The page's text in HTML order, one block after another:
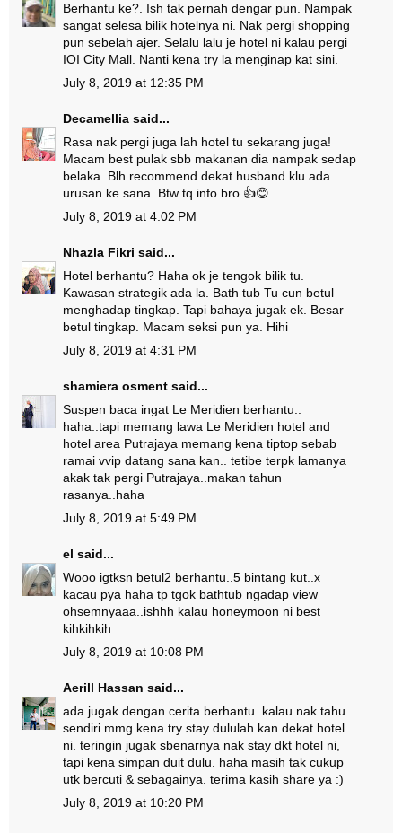
Berhantu ke?. Ish tak pernah dengar pun. Nampak
sangat selesa bilik hotelnya ni. Nak pergi shopping
pun sebelah ajer. Selalu lalu je hotel ni kalau pergi
IOI City Mall. Nanti kena try la menginap kat sini.
July 8, 2019 at 12:35 PM
Decamellia said...
Rasa nak pergi juga lah hotel tu sekarang juga!
Macam best pulak sbb makanan dia nampak sedap
belaka. Blh recommend dekat husband klu ada
urusan ke sana. Btw tq info bro 👍😊
July 8, 2019 at 4:02 PM
Nhazla Fikri said...
Hotel berhantu? Haha ok je tengok bilik tu.
Kawasan strategik ada la. Bath tub Tu cun betul
menghadap tingkap. Tapi bahaya jugak ek. Besar
betul tingkap. Macam seksi pun ya. Hihi
July 8, 2019 at 4:31 PM
shamiera osment said...
Suspen baca ingat Le Meridien berhantu..
haha..tapi memang lawa Le Meridien hotel and
hotel area Putrajaya memang kena tiptop sebab
ramai vvip datang sana kan.. tetibe terpk lamanya
akak tak pergi Putrajaya..makan tahun
rasanya..haha
July 8, 2019 at 5:49 PM
el said...
Wooo igtksn betul2 berhantu..5 bintang kut..x
kacau pya haha tp tgok bathtub ngadap view
ohsemnyaaa..ishhh kalau honeymoon ni best
kihkihkih
July 8, 2019 at 10:08 PM
Aerill Hassan said...
ada jugak dengan cerita berhantu. kalau nak tahu
sendiri mmg kena try stay dululah kan dekat hotel
ni. teringin jugak sbenarnya nak stay dkt hotel ni,
tapi kena simpan duit dulu. haha masih tak cukup
utk bercuti & sebagainya. terima kasih share ya :)
July 8, 2019 at 10:20 PM